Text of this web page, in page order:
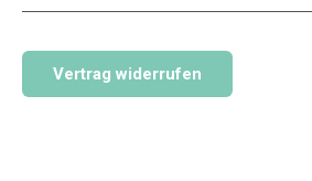
Vertrag widerrufen